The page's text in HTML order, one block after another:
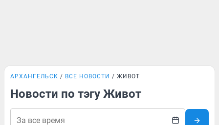
АРХАНГЕЛЬСК ВСЕ НОВОСТИ ЖИВОТ
Новости по тэгу Живот